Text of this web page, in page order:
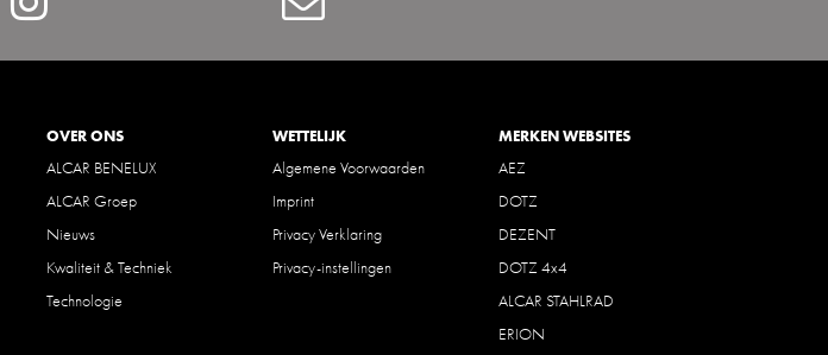
OVER ONS
ALCAR BENELUX
ALCAR Groep
Nieuws
Kwaliteit & Techniek
Technologie
WETTELIJK
Algemene Voorwaarden
Imprint
Privacy Verklaring
Privacy-instellingen
MERKEN WEBSITES
AEZ
DOTZ
DEZENT
DOTZ 4x4
ALCAR STAHLRAD
ERION